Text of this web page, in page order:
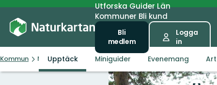
UtforskaGuiderLän
Kommuner Bli kund
Bli
medlem
Logga
in
Kommun MalåUpptäck Miniguider Evenemang